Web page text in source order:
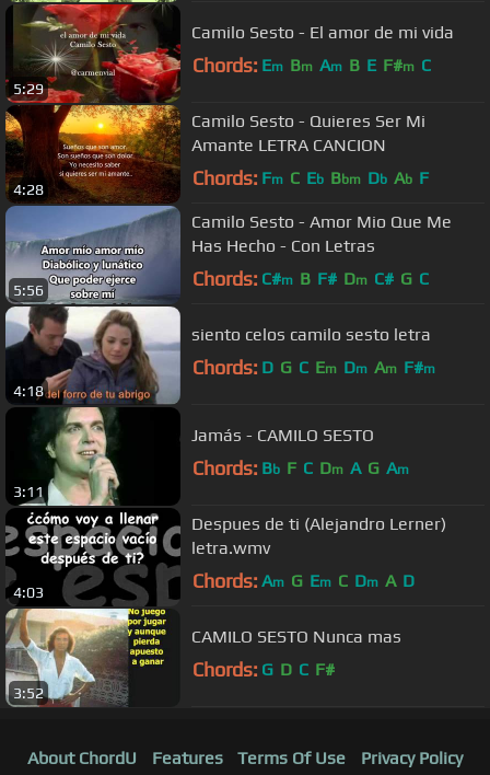
5:29
Camilo Sesto - El amor de mi vida
Chords: Em Bm Am B E F#m C
4:28
Camilo Sesto - Quieres Ser Mi
Amante LETRA CANCION
Chords: Fm C Eb Bbm Db Ab F
5:56
Camilo Sesto - Amor Mio Que Me
Has Hecho - Con Letras
Chords: C#m B F# Dm C# G C
4:18
siento celos camilo sesto letra
Chords: D G C Em Dm Am F#m
3:11
Jamás - CAMILO SESTO
Chords: Bb F C Dm A G Am
4:03
Despues de ti (Alejandro Lerner)
letra.wmv
Chords: Am G Em C Dm A D
3:52
CAMILO SESTO Nunca mas
Chords: G D C F#
About ChordU Features Terms Of Use Privacy Policy